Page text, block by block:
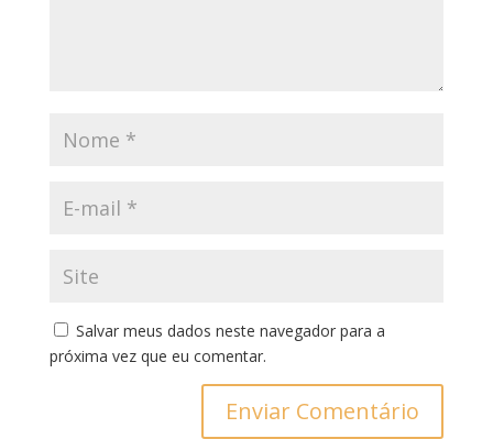
Salvar meus dados neste navegador para a
próxima vez que eu comentar.